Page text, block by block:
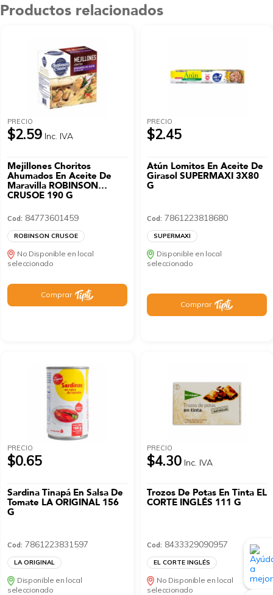
Productos relacionados
PRECIO
$2.59 Inc. IVA
Mejillones Choritos
Ahumados En Aceite De
Maravilla ROBINSON
CRUSOE 190 G
Cod: 84773601459
ROBINSON CRUSOE
No Disponible en local
seleccionado
Comprar
PRECIO
$2.45
Atún Lomitos En Aceite De
Girasol SUPERMAXI 3X80
G
Cod: 7861223818680
SUPERMAXI
Disponible en local
seleccionado
Comprar
PRECIO
$0.65
Sardina Tinapá En Salsa De
Tomate LA ORIGINAL 156
G
Cod: 7861223831597
LA ORIGINAL
Disponible en local
seleccionado
PRECIO
$4.30 Inc. IVA
Trozos De Potas En Tinta EL
CORTE INGLÉS 111 G
Cod: 8433329090957
EL CORTE INGLÉS
No Disponible en local
seleccionado